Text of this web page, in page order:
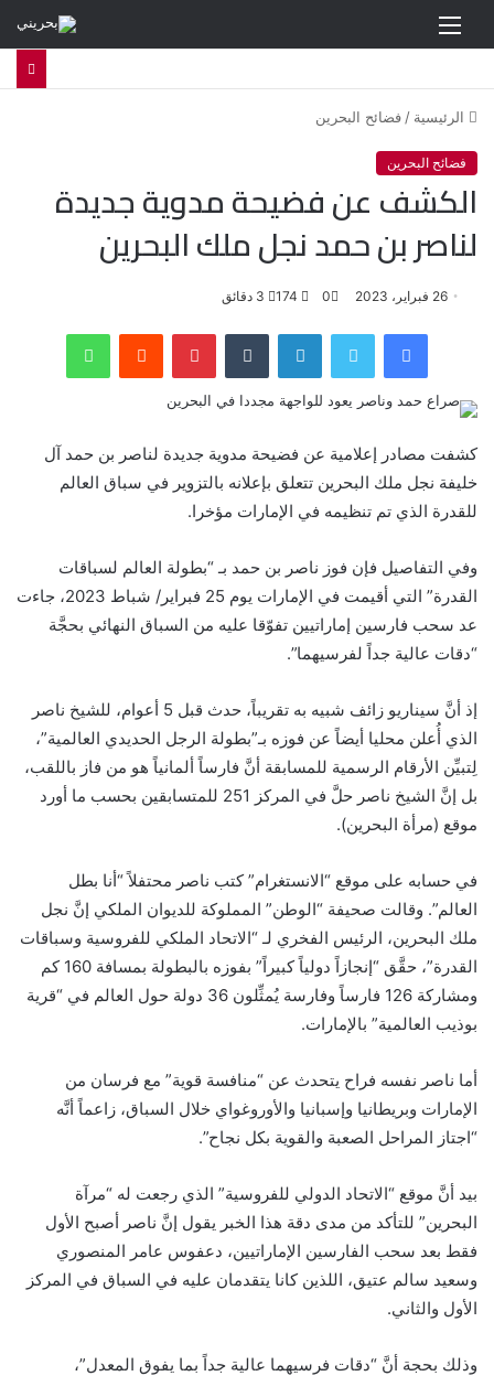
الرئيسية / فضائح البحرين
فضائح البحرين
الكشف عن فضيحة مدوية جديدة
لناصر بن حمد نجل ملك البحرين
26 فبراير، 2023 0
فيسبوك تويتر لينكدإن ‏Tumblr بينتيريست ‏Reddit واتساب
كشفت مصادر إعلامية عن فضيحة مدوية جديدة لناصر بن حمد آل
خليفة نجل ملك البحرين تتعلق بإعلانه بالتزوير في سباق العالم
للقدرة الذي تم تنظيمه في الإمارات مؤخرا.
وفي التفاصيل فإن فوز ناصر بن حمد بـ “بطولة العالم لسباقات
القدرة” التي أقيمت في الإمارات يوم 25 فبراير/ شباط 2023، جاءت
عد سحب فارسين إماراتيين تفوّقا عليه من السباق النهائي بحجَّة
“دقات عالية جداً لفرسيهما”.
إذ أنَّ سيناريو زائف شبيه به تقريباً، حدث قبل 5 أعوام، للشيخ ناصر
الذي أُعلن محليا أيضاً عن فوزه بـ”بطولة الرجل الحديدي العالمية”،
لِتبيِّن الأرقام الرسمية للمسابقة أنَّ فارساً ألمانياً هو من فاز باللقب،
بل إنَّ الشيخ ناصر حلَّ في المركز 251 للمتسابقين بحسب ما أورد
موقع (مرأة البحرين).
في حسابه على موقع “الانستغرام” كتب ناصر محتفلاً “أنا بطل
العالم”. وقالت صحيفة “الوطن” المملوكة للديوان الملكي إنَّ نجل
ملك البحرين، الرئيس الفخري لـ “الاتحاد الملكي للفروسية وسباقات
القدرة”، حقَّق “إنجازاً دولياً كبيراً” بفوزه بالبطولة بمسافة 160 كم
ومشاركة 126 فارساً وفارسة يُمثِّلون 36 دولة حول العالم في “قرية
بوذيب العالمية” بالإمارات.
أما ناصر نفسه فراح يتحدث عن “منافسة قوية” مع فرسان من
الإمارات وبريطانيا وإسبانيا والأوروغواي خلال السباق، زاعماً أنَّه
“اجتاز المراحل الصعبة والقوية بكل نجاح”.
بيد أنَّ موقع “الاتحاد الدولي للفروسية” الذي رجعت له “مرآة
البحرين” للتأكد من مدى دقة هذا الخبر يقول إنَّ ناصر أصبح الأول
فقط بعد سحب الفارسين الإماراتيين، دعفوس عامر المنصوري
وسعيد سالم عتيق، اللذين كانا يتقدمان عليه في السباق في المركز
الأول والثاني.
وذلك بحجة أنَّ “دقات فرسيهما عالية جداً بما يفوق المعدل”،